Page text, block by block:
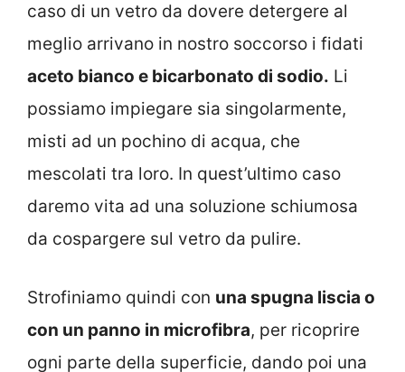
caso di un vetro da dovere detergere al
meglio arrivano in nostro soccorso i fidati
aceto bianco e bicarbonato di sodio. Li
possiamo impiegare sia singolarmente,
misti ad un pochino di acqua, che
mescolati tra loro. In quest’ultimo caso
daremo vita ad una soluzione schiumosa
da cospargere sul vetro da pulire.
Strofiniamo quindi con una spugna liscia o
con un panno in microfibra, per ricoprire
ogni parte della superficie, dando poi una